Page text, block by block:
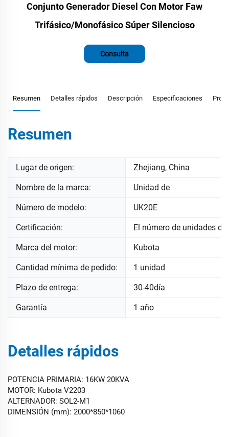
Conjunto Generador Diesel Con Motor Faw
Trifásico/Monofásico Súper Silencioso
Consulta
Resumen Detalles rápidos Descripción Especificaciones
Resumen
Lugar de origen: Zhejiang, China
Nombre de la marca: Unidad de
Número de modelo: UK20E
Certificación: El número de unidades
Marca del motor: Kubota
Cantidad mínima de pedido: 1 unidad
Plazo de entrega: 30-40día
Garantía 1 año
Detalles rápidos
POTENCIA PRIMARIA: 16KW 20KVA
MOTOR: Kubota V2203
ALTERNADOR: SOL2-M1
DIMENSIÓN (mm): 2000*850*1060